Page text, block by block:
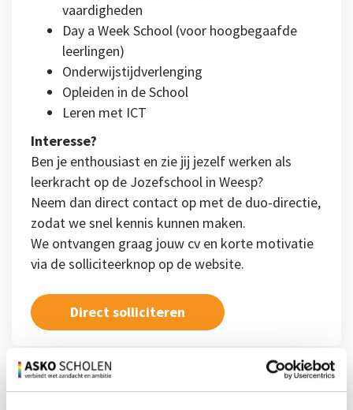
vaardigheden
Day a Week School (voor hoogbegaafde
leerlingen)
Onderwijstijdverlenging
Opleiden in de School
Leren met ICT
Interesse?
Ben je enthousiast en zie jij jezelf werken als
leerkracht op de Jozefschool in Weesp?
Neem dan direct contact op met de duo-directie,
zodat we snel kennis kunnen maken.
We ontvangen graag jouw cv en korte motivatie
via de solliciteerknop op de website.
Direct solliciteren
Specificaties